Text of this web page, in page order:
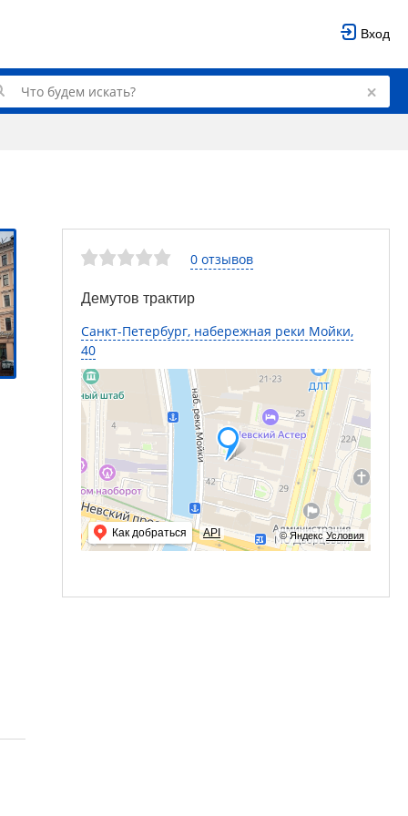
Вход
0 отзывов
Демутов трактир
Санкт-Петербург, набережная реки Мойки,
40
© Яндекс Условия
Как добраться API